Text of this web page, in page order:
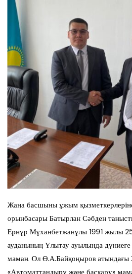
Жаңа басшыны ұжым қызметкерлеріне
орынбасары Батырлан Сәбден
Ернұр Мұханбетжанұлы 1991 жылы
ауданының Ұлытау ауылында дүниеге
маман. Ол Ө.А.Байқоңыров атындағы
«Автоматтандыру және басқару»